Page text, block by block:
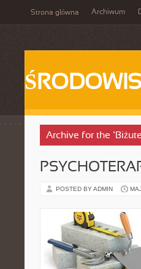
Strona główna Archiwum
Archive for the
POSTED BY ADMIN